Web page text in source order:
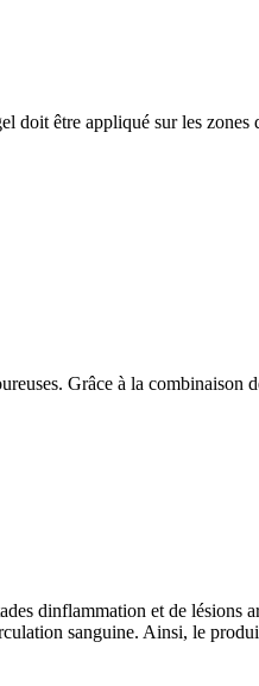
être appliqué sur les zones
Grâce à la combinaison
dinflammation et de lésions
sanguine. Ainsi, le